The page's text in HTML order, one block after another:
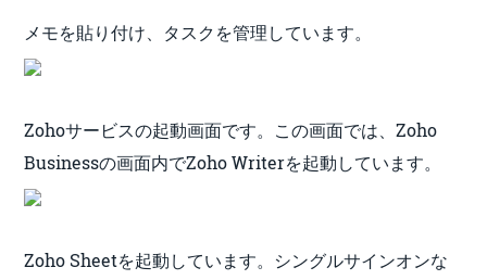
メモを貼り付け、タスクを管理しています。
Zohoサービスの起動画面です。この画面では、Zoho
Businessの画面内でZoho Writerを起動しています。
Zoho Sheetを起動しています。シングルサインオンな